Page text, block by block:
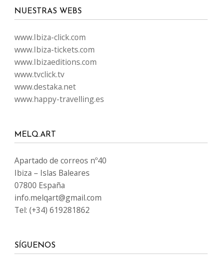
NUESTRAS WEBS
www.Ibiza-click.com
www.Ibiza-tickets.com
www.Ibizaeditions.com
www.tvclick.tv
www.destaka.net
www.happy-travelling.es
MELQ.ART
Apartado de correos nº40
Ibiza – Islas Baleares
07800 España
info.melqart@gmail.com
Tel: (+34) 619281862
SÍGUENOS